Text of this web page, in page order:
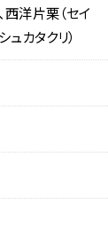
西洋片栗（セイ
ュカタクリ）